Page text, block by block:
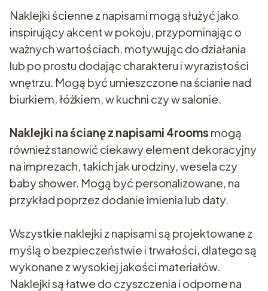
Naklejki ścienne z napisami mogą służyć jako
inspirujący akcent w pokoju, przypominając o
ważnych wartościach, motywując do działania
lub po prostu dodając charakteru i wyrazistości
wnętrzu. Mogą być umieszczone na ścianie nad
biurkiem, łóżkiem, w kuchni czy w salonie.
Naklejki na ścianę z napisami 4rooms mogą
również stanowić ciekawy element dekoracyjny
na imprezach, takich jak urodziny, wesela czy
baby shower. Mogą być personalizowane, na
przykład poprzez dodanie imienia lub daty.
Wszystkie naklejki z napisami są projektowane z
myślą o bezpieczeństwie i trwałości, dlatego są
wykonane z wysokiej jakości materiałów.
Naklejki są łatwe do czyszczenia i odporne na